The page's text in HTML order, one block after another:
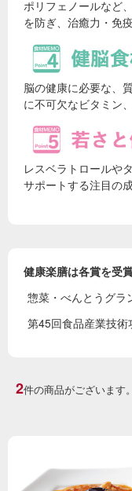
ポリフェノールなど
を防ぎ、治癒力・免
脳の健康に必要な、
に不可欠なビタミン
レスベラトロールや
サポートする注目の
健康楽膳は各賞を受
惣菜・べんとうグラ
第45回食品産業技術
2件の商品がございます。